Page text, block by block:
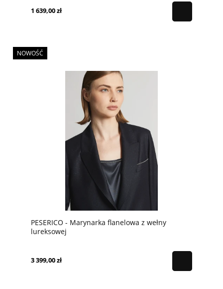
1 639,00 zł
PESERICO - Marynarka flanelowa z wełny
lureksowej
3 399,00 zł
NOWOŚĆ